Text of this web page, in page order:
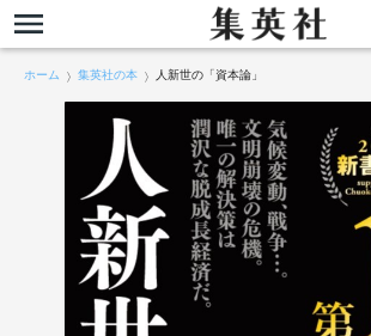
ホーム 集英社の本 人新世の「資本論」